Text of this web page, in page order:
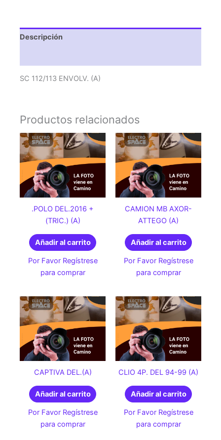
Descripción
SC 112/113 ENVOLV. (A)
Productos relacionados
.POLO DEL.2016 +
(TRIC.) (A)
Añadir al carrito
Por Favor Regístrese
para comprar
CAMION MB AXOR-
ATTEGO (A)
Añadir al carrito
Por Favor Regístrese
para comprar
CAPTIVA DEL.(A)
Añadir al carrito
Por Favor Regístrese
para comprar
CLIO 4P. DEL 94-99 (A)
Añadir al carrito
Por Favor Regístrese
para comprar